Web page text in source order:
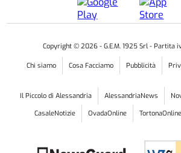
Acqui Terme, trovato il
provocato il blackout